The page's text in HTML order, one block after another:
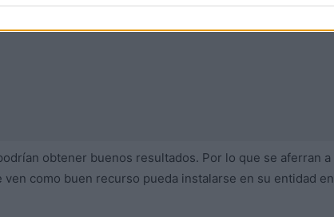
obtener buenos resultados. Por lo que se aferran a
como buen recurso pueda instalarse en su entidad en